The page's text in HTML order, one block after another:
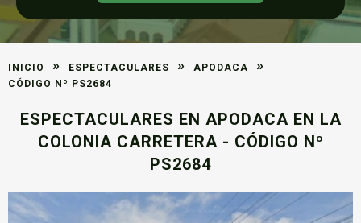
INICIO » ESPECTACULARES » APODACA »
CÓDIGO Nº PS2684
ESPECTACULARES EN APODACA EN LA
COLONIA CARRETERA - CÓDIGO Nº
PS2684